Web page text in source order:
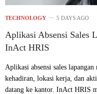
TECHNOLOGY 5 DAYS AGO
Aplikasi Absensi Sales
InAct HRIS
Aplikasi absensi sales lapangan
kehadiran, lokasi kerja, dan
datang ke kantor. InAct HRIS